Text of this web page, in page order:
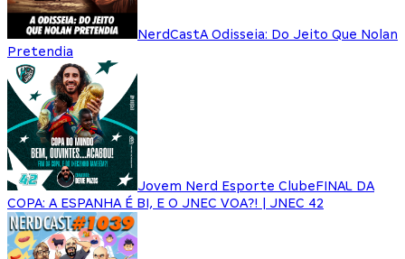
NerdCastA Odisseia: Do Jeito Que Nolan
Pretendia
Jovem Nerd Esporte ClubeFINAL DA
COPA: A ESPANHA É BI, E O JNEC VOA?! | JNEC 42